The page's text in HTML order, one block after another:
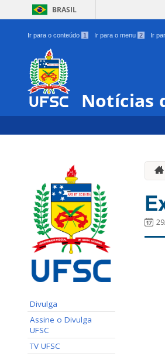
BRASIL
Ir para o conteúdo 1 Ir para o menu 2 Ir
Notícias
Divulga
Assine o Divulga
UFSC
TV UFSC